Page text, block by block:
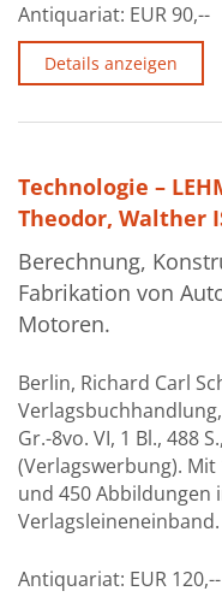
Antiquariat: EUR 90,--
Details anzeigen
Technologie –
Theodor, Walther
Berechnung,
Fabrikation von
Motoren.
Berlin, Richard Carl
Gr.-8vo. VI, 1 Bl., 488
(Verlagswerbung). Mit
und 450 Abbildungen
Verlagsleineneinband.
Antiquariat: EUR 120,--